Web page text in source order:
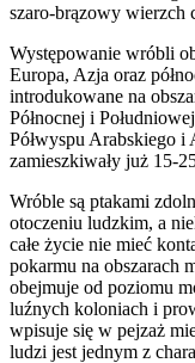
szaro-brązowy wierzch
Występowanie wróbli
Europa, Azja oraz
introdukowane na
Północnej i
Półwyspu Arabskiego
zamieszkiwały już 15-
Wróble są ptakami
otoczeniu ludzkim, a
całe życie nie mieć
pokarmu na obszarach
obejmuje od poziomu
luźnych koloniach i
wpisuje się w pejzaż
ludzi jest jednym z